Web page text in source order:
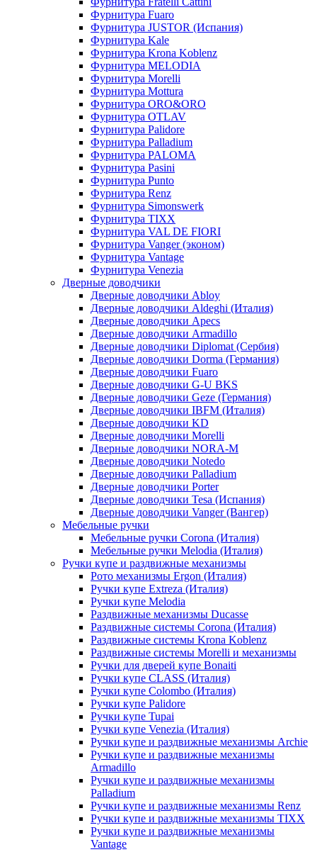
Фурнитура Fuaro
Фурнитура JUSTOR (Испания)
Фурнитура Kale
Фурнитура Krona Koblenz
Фурнитура MELODIA
Фурнитура Morelli
Фурнитура Mottura
Фурнитура ORO&ORO
Фурнитура OTLAV
Фурнитура Palidore
Фурнитура Palladium
Фурнитура PALOMA
Фурнитура Pasini
Фурнитура Punto
Фурнитура Renz
Фурнитура Simonswerk
Фурнитура TIXX
Фурнитура VAL DE FIORI
Фурнитура Vanger (эконом)
Фурнитура Vantage
Фурнитура Venezia
Дверные доводчики
Дверные доводчики Abloy
Дверные доводчики Aldeghi (Италия)
Дверные доводчики Apecs
Дверные доводчики Armadillo
Дверные доводчики Diplomat (Сербия)
Дверные доводчики Dorma (Германия)
Дверные доводчики Fuaro
Дверные доводчики G-U BKS
Дверные доводчики Geze (Германия)
Дверные доводчики IBFM (Италия)
Дверные доводчики KD
Дверные доводчики Morelli
Дверные доводчики NORA-M
Дверные доводчики Notedo
Дверные доводчики Palladium
Дверные доводчики Porter
Дверные доводчики Tesa (Испания)
Дверные доводчики Vanger (Вангер)
Мебельные ручки
Мебельные ручки Corona (Италия)
Мебельные ручки Melodia (Италия)
Ручки купе и раздвижные механизмы
Рото механизмы Ergon (Италия)
Ручки купе Extreza (Италия)
Ручки купе Melodia
Раздвижные механизмы Ducasse
Раздвижные системы Corona (Италия)
Раздвижные системы Krona Koblenz
Раздвижные системы Morelli и механизмы
Ручки для дверей купе Bonaiti
Ручки купе CLASS (Италия)
Ручки купе Colombo (Италия)
Ручки купе Palidore
Ручки купе Tupai
Ручки купе Venezia (Италия)
Ручки купе и раздвижные механизмы Archie
Ручки купе и раздвижные механизмы
Armadillo
Ручки купе и раздвижные механизмы
Palladium
Ручки купе и раздвижные механизмы Renz
Ручки купе и раздвижные механизмы TIXX
Ручки купе и раздвижные механизмы
Vantage